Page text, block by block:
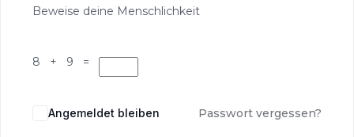
Beweise deine Menschlichkeit
8 + 9 =
Angemeldet bleiben Passwort vergessen?